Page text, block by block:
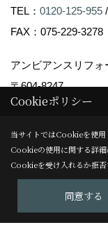
TEL： 0120-125-955 /
FAX：075-229-3278
アンビアンスリフォ
〒604-8247
京都市中京区塩屋
FAX：075-229-3008
＜営業時間＞
＜定休日＞日曜日
Cookieポリシー
当サイトではCookieを使用
Cookieの使用に関する詳
Cookieを受け入れるか拒否
同意する